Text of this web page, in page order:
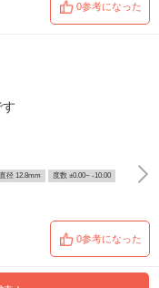
0参考になった
径 12.8mm 度数 ±0.00~ -10.00
0参考になった